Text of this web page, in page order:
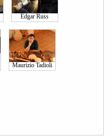
Edgar Russ
Maurizio Tadioli